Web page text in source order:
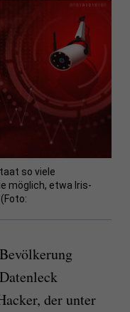
so viele
möglich, etwa Iris-
der unter